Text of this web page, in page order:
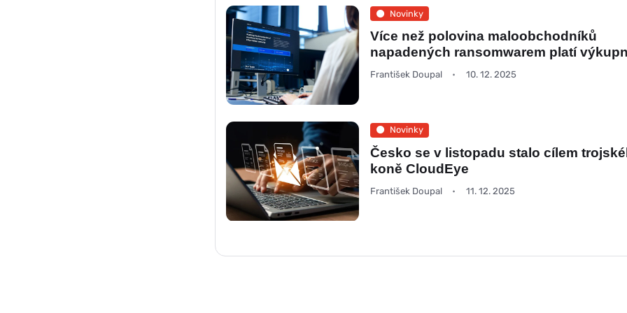
Novinky
Více než polovina maloobchodníků
napadených ransomwarem platí
František Doupal 10. 12. 2025
Novinky
Česko se v listopadu stalo cílem
koně CloudEye
František Doupal 11. 12. 2025